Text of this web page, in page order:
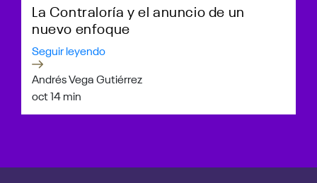
La Contraloría y el anuncio de un
nuevo enfoque
Seguir leyendo
Andrés Vega Gutiérrez
oct 14 min